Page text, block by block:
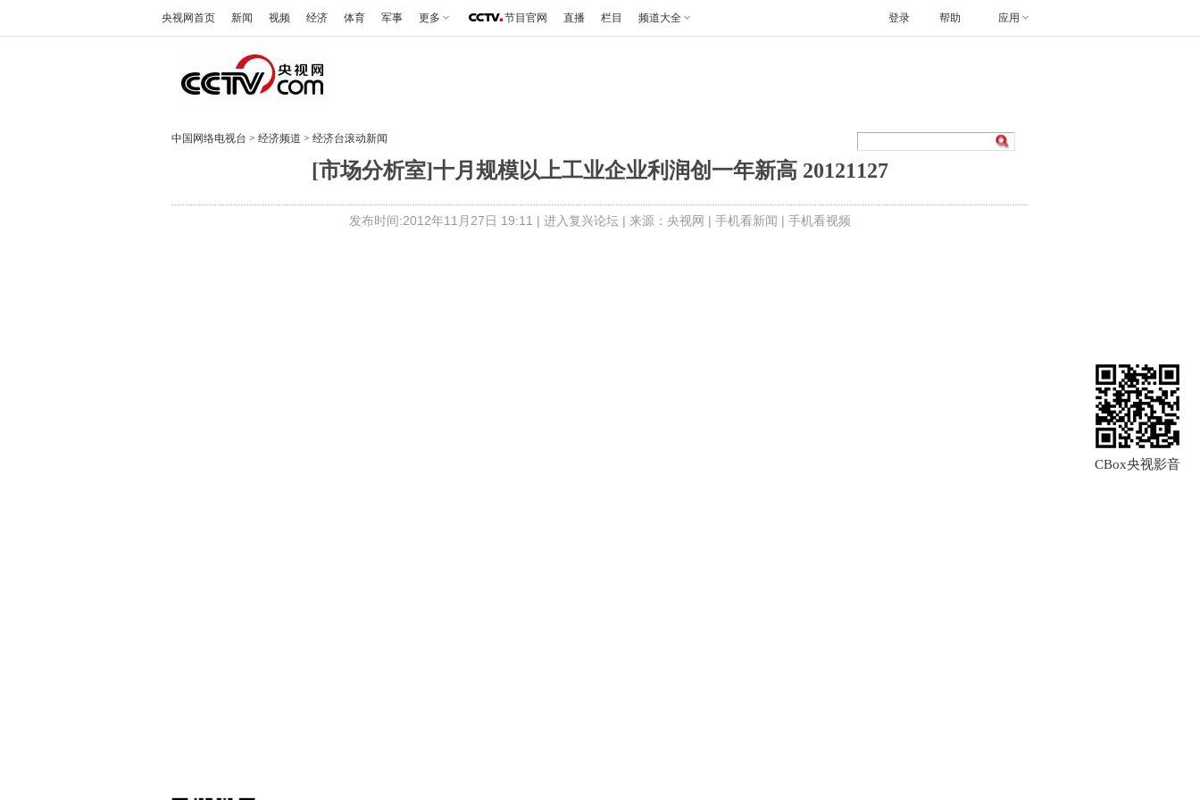
央视网首页 新闻 视频 经济 体育 军事 更多 节目官网 直播 栏目 频道大全 帮助 应用
登录
中国网络电视台 > 经济频道 > 经济台滚动新闻
[市场分析室]十月规模以上工业企业利润创一年新高 20121127
发布时间:2012年11月27日 19:11 | 进入复兴论坛 | 来源：央视网 | 手机看新闻 | 手机看视频
CBox央视影音